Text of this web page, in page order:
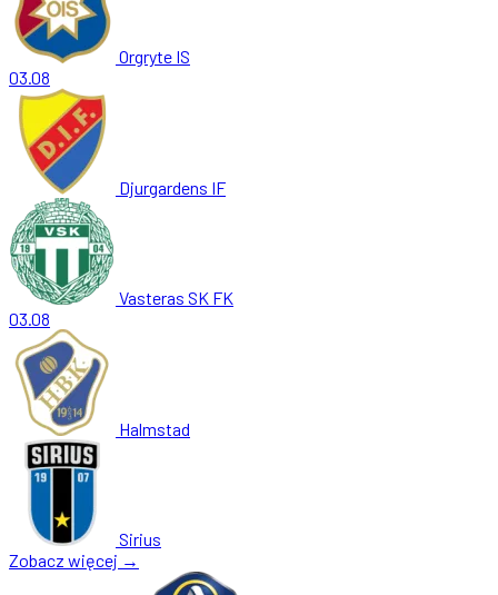
Orgryte IS
03.08
Djurgardens IF
Vasteras SK FK
03.08
Halmstad
Sirius
Zobacz więcej →